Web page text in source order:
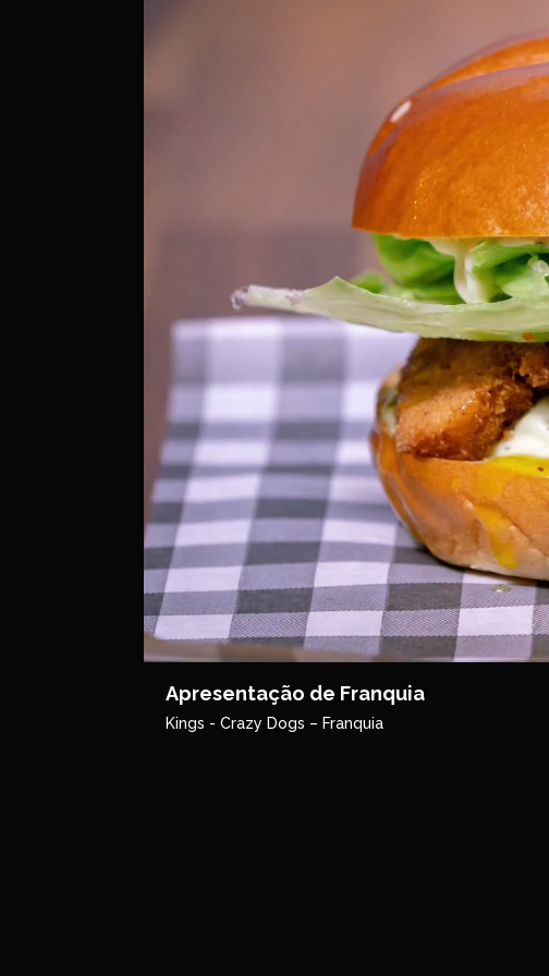
Apresentação de Franquia
Kings - Crazy Dogs – Franquia